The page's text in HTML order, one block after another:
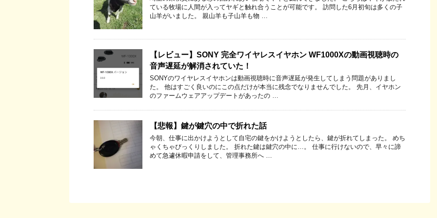
ている牧場に人間が入ってヤギと触れ合うことが可能です。 訪問した6月初旬は多くの子
山羊がいました。 親山羊も子山羊も物 …
【レビュー】SONY 完全ワイヤレスイヤホン WF1000Xの動画視聴時の
音声遅延が解消されていた！
SONYのワイヤレスイヤホンは動画視聴時に音声遅延が発生してしまう問題がありまし
た。 他はすごく良いのにこの点だけが本当に残念でなりませんでした。 先月、イヤホン
のファームウェアアップデートがあったの …
【悲報】鍵が鍵穴の中で折れた話
今朝、仕事に出かけようとして自宅の鍵をかけようとしたら、鍵が折れてしまった。 めち
ゃくちゃびっくりしました。 折れた鍵は鍵穴の中に…。 仕事に行けないので、早々に諦
めて急遽休暇申請をして、管理事務所へ …